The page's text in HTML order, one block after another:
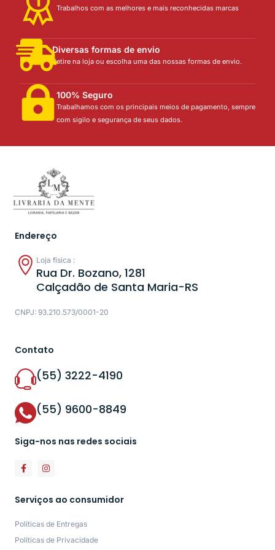
Trabalhos com as melhores e mais reconhecidas marcas
Diversas formas de envio
Retire na loja ou escolha uma das nossas formas de envio.
100% Seguro
Trabalhamos com os principais meios de pagamento, sempre
com sigilo e segurança de seus dados.
Endereço
Loja física :
Rua Dr. Bozano, 1281
Calçadão de Santa Maria-RS
CNPJ: 93.210.573/0001-20
Contato
(55) 3222-4190
(55) 9600-8849
Siga-nos nas redes sociais
Serviços ao consumidor
Políticas de Entregas
Políticas de Privacidade